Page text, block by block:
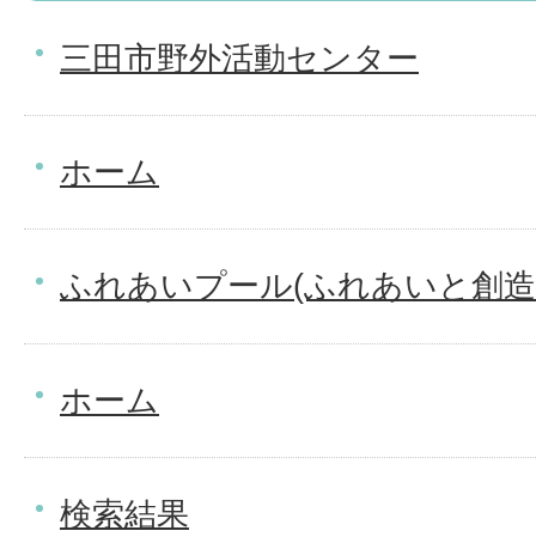
三田市野外活動センター
ホーム
ふれあいプール(ふれあいと創
ホーム
検索結果